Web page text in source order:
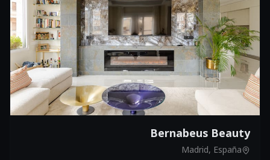
Bernabeus Beauty
Madrid, España